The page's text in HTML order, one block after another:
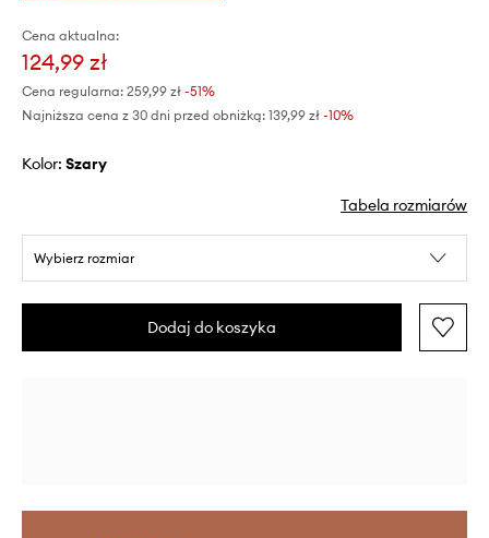
Cena aktualna:
124,99 zł
Cena regularna: 259,99 zł -51%
Najniższa cena z 30 dni przed obniżką: 139,99 zł -10%
Kolor: szary
Tabela rozmiarów
Wybierz rozmiar
Dodaj do koszyka